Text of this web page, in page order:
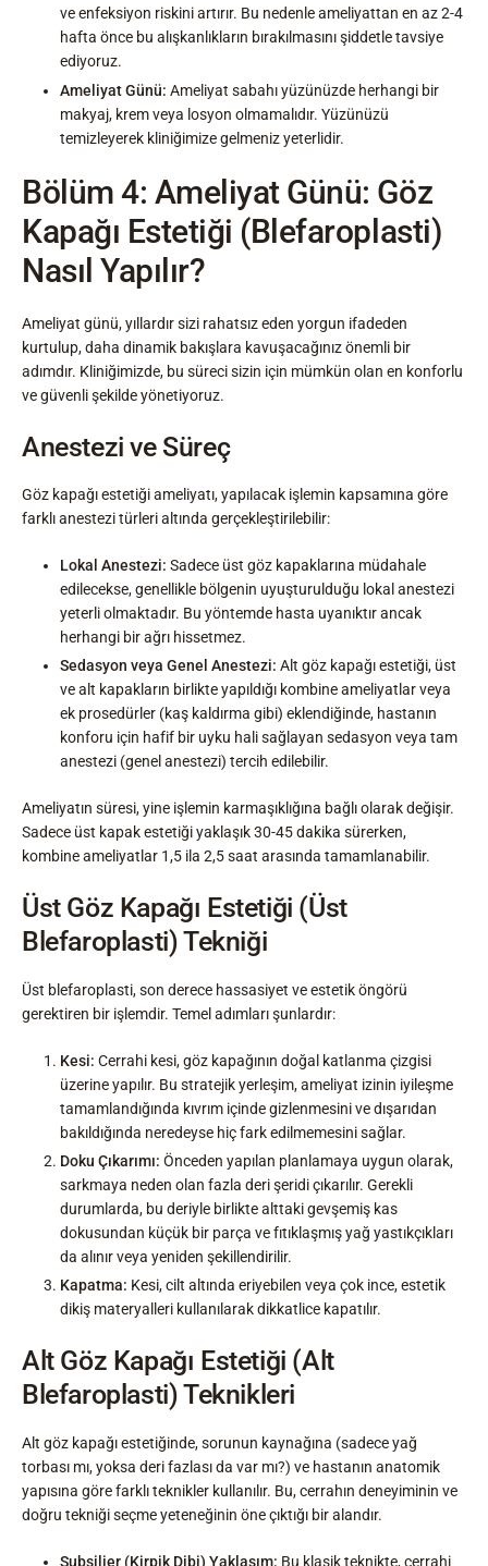
ve enfeksiyon riskini artırır. Bu nedenle ameliyattan en az 2-4
hafta önce bu alışkanlıkların bırakılmasını şiddetle tavsiye
ediyoruz.
Ameliyat Günü: Ameliyat sabahı yüzünüzde herhangi bir
makyaj, krem veya losyon olmamalıdır. Yüzünüzü
temizleyerek kliniğimize gelmeniz yeterlidir.
Bölüm 4: Ameliyat Günü: Göz
Kapağı Estetiği (Blefaroplasti)
Nasıl Yapılır?
Ameliyat günü, yıllardır sizi rahatsız eden yorgun ifadeden
kurtulup, daha dinamik bakışlara kavuşacağınız önemli bir
adımdır. Kliniğimizde, bu süreci sizin için mümkün olan en konforlu
ve güvenli şekilde yönetiyoruz.
Anestezi ve Süreç
Göz kapağı estetiği ameliyatı, yapılacak işlemin kapsamına göre
farklı anestezi türleri altında gerçekleştirilebilir:
Lokal Anestezi: Sadece üst göz kapaklarına müdahale
edilecekse, genellikle bölgenin uyuşturulduğu lokal anestezi
yeterli olmaktadır. Bu yöntemde hasta uyanıktır ancak
herhangi bir ağrı hissetmez.
Sedasyon veya Genel Anestezi: Alt göz kapağı estetiği, üst
ve alt kapakların birlikte yapıldığı kombine ameliyatlar veya
ek prosedürler (kaş kaldırma gibi) eklendiğinde, hastanın
konforu için hafif bir uyku hali sağlayan sedasyon veya tam
anestezi (genel anestezi) tercih edilebilir.
Ameliyatın süresi, yine işlemin karmaşıklığına bağlı olarak değişir.
Sadece üst kapak estetiği yaklaşık 30-45 dakika sürerken,
kombine ameliyatlar 1,5 ila 2,5 saat arasında tamamlanabilir.
Üst Göz Kapağı Estetiği (Üst
Blefaroplasti) Tekniği
Üst blefaroplasti, son derece hassasiyet ve estetik öngörü
gerektiren bir işlemdir. Temel adımları şunlardır:
Kesi: Cerrahi kesi, göz kapağının doğal katlanma çizgisi
üzerine yapılır. Bu stratejik yerleşim, ameliyat izinin iyileşme
tamamlandığında kıvrım içinde gizlenmesini ve dışarıdan
bakıldığında neredeyse hiç fark edilmemesini sağlar.
Doku Çıkarımı: Önceden yapılan planlamaya uygun olarak,
sarkmaya neden olan fazla deri şeridi çıkarılır. Gerekli
durumlarda, bu deriyle birlikte alttaki gevşemiş kas
dokusundan küçük bir parça ve fıtıklaşmış yağ yastıkçıkları
da alınır veya yeniden şekillendirilir.
Kapatma: Kesi, cilt altında eriyebilen veya çok ince, estetik
dikiş materyalleri kullanılarak dikkatlice kapatılır.
Alt Göz Kapağı Estetiği (Alt
Blefaroplasti) Teknikleri
Alt göz kapağı estetiğinde, sorunun kaynağına (sadece yağ
torbası mı, yoksa deri fazlası da var mı?) ve hastanın anatomik
yapısına göre farklı teknikler kullanılır. Bu, cerrahın deneyiminin ve
doğru tekniği seçme yeteneğinin öne çıktığı bir alandır.
Subsilier (Kirpik Dibi) Yaklaşım: Bu klasik teknikte, cerrahi